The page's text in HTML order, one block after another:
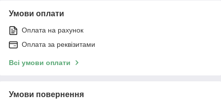
Умови оплати
Оплата на рахунок
Оплата за реквізитами
Всі умови оплати
Умови повернення